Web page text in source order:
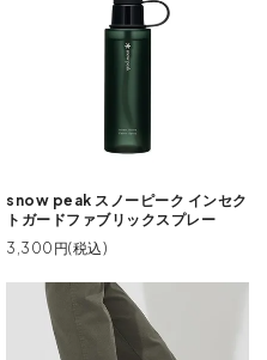
snow peak スノーピーク インセク
トガードファブリックスプレー
3,300円(税込)